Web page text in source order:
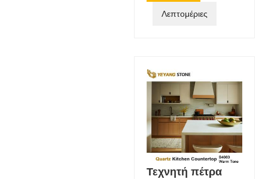
Λεπτομέριες
Τεχνητή πέτρα